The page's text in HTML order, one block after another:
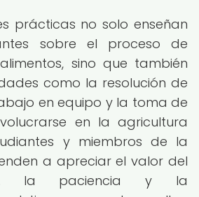
prácticas no solo enseñan
sobre el proceso de
sino que también
como la resolución de
en equipo y la toma de
en la agricultura
y miembros de la
a apreciar el valor del
la paciencia y la